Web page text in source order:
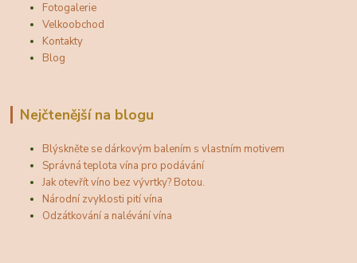
Fotogalerie
Velkoobchod
Kontakty
Blog
Nejčtenější na blogu
Blýskněte se dárkovým balením s vlastním motivem
Správná teplota vína pro podávání
Jak otevřít víno bez vývrtky? Botou.
Národní zvyklosti pití vína
Odzátkování a nalévání vína